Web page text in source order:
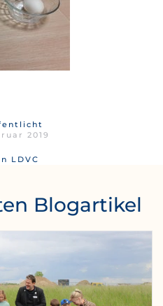
2019
LDVC
Blogartikel